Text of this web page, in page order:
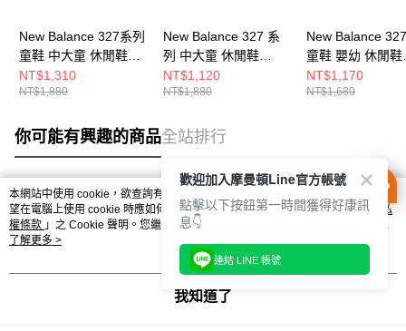
New Balance 327系列
童鞋 中大童 休閒鞋
PH327LW-W
NT$1,310
NT$1,880
New Balance 327 系
列 中大童 休閒鞋
PH327BD-W
NT$1,120
NT$1,880
New Balance
童鞋 嬰幼 休閒鞋
NW327LG-W
NT$1,170
NT$1,680
你可能有興趣的商品全站排行
熱門標籤
本網站中使用 cookie，欲查詢有關本網站使用 cookie 方式之詳情，及若您不希
望在電腦上使用 cookie 時應如何變更電腦的 cookie 設定，請參閱本網站「
隱私
權條款 」之 Cookie 聲明。您繼續使用本網站即表示您同意本公司得按本網站使
用條款之 Cookie 聲明使用 cookie。
了解更多 >
我知道了
歡迎加入摩曼頓Line官方帳號
點擊以下按鈕第一時間獲得好康訊
息👇
連結 LINE 帳號